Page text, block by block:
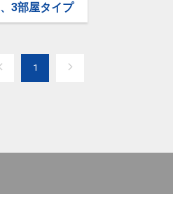
3部屋タイプ
1